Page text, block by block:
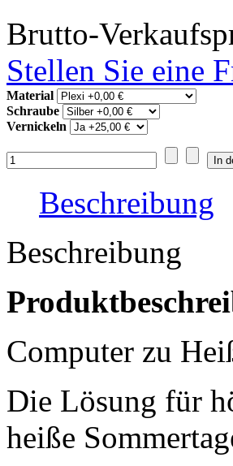
Brutto-
Stellen Sie eine
Material
Schraube
Vernickeln
Beschreibung
Beschreibung
Computer zu
Die Lösung für
heiße